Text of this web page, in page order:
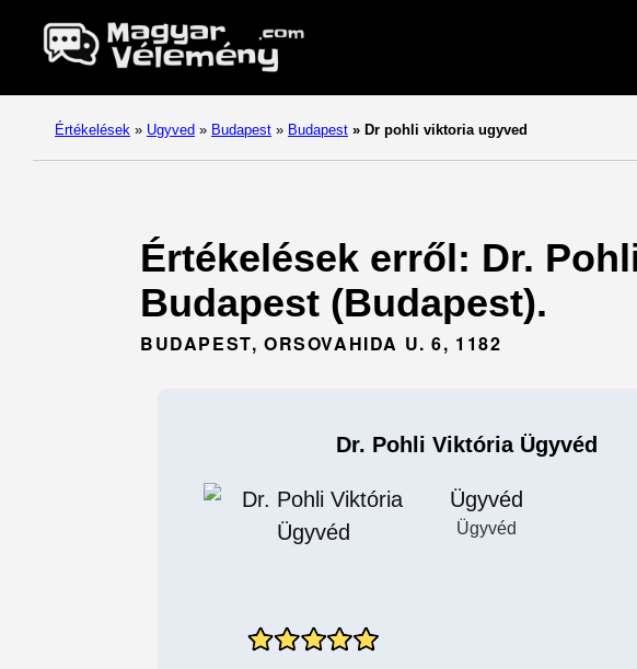
Értékelések » Ugyved » Budapest » Budapest » Dr pohli viktoria ugyved
Értékelések erről: Dr.
Budapest (Budapest).
BUDAPEST, ORSOVAHIDA U. 6, 1182
Dr. Pohli Viktória Ügyvéd
Ügyvéd
Ügyvéd